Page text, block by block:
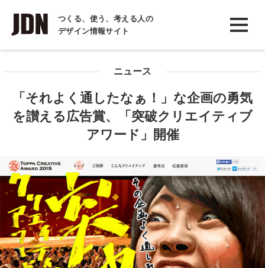
つくる、使う、考える人の
デザイン情報サイト
INTERVIEW
インタビュー
COLUMN
ニュース
「それよく通したなぁ！」な企画の勇気
を讃える広告賞、「突破クリエイティブ
アワード」開催